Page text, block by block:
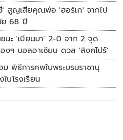
' สูญเสียคุณพ่อ 'ฮอร์เก' จากไป
ย 68 ปี
นะ 'เมียนมา' 2-0 จาก 2 จุด
องฯ บอลอาเซียน ดวล 'สิงคโปร์'
ม พิธีการศพในพระบรมราชานุ
ในโรงเรียน